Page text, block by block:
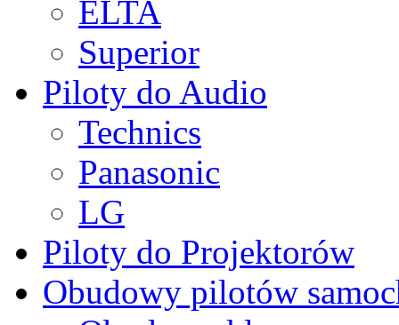
ELTA
Superior
Piloty do Audio
Technics
Panasonic
LG
Piloty do Projektorów
Obudowy pilotów